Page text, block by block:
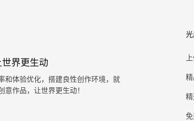
界更生动
和体验优化，搭建良性创作环境，就
作品，让世界更生动！